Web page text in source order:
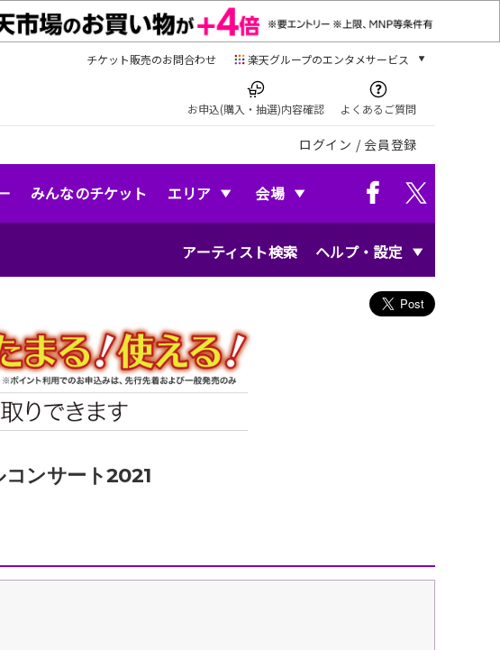
チケット販売のお問合わせ 楽天グループのエンタメサービス
本/ゲーム/CD/DVD
楽天ブックス
電子書籍
楽天Kobo
音楽配信
お申込(購入・抽選)内容確認 よくあるご質問
ログイン / 会員登録
みんなのチケット エリア 会場
アーティスト検索 ヘルプ・設定
ンサート2021